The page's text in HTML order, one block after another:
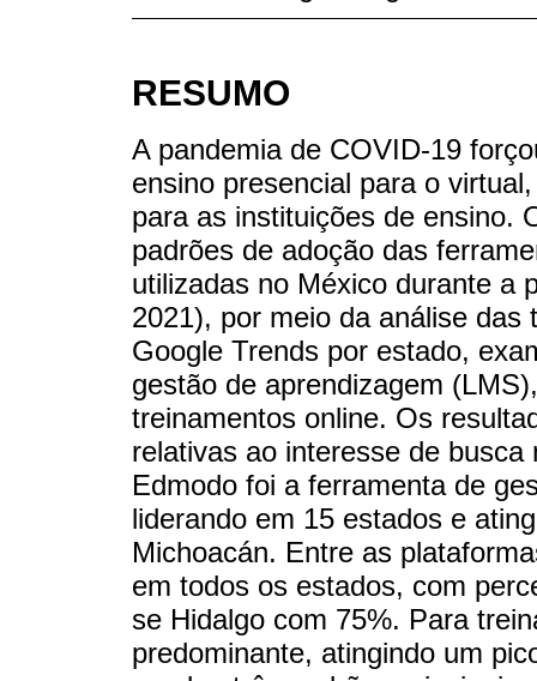
RESUMO
A pandemia de COVID-19
ensino presencial para o
para as instituições de ensino.
padrões de adoção das
utilizadas no México durante a
2021), por meio da análise
Google Trends por estado,
gestão de aprendizagem
treinamentos online. Os
relativas ao interesse de
Edmodo foi a ferramenta de
liderando em 15 estados e
Michoacán. Entre as
em todos os estados, com
se Hidalgo com 75%. Para
predominante, atingindo um